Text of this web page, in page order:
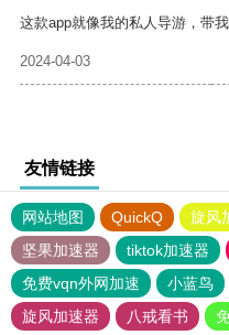
这款app就像我的私人导游，带
2024-04-03
友情链接
网站地图 QuickQ 旋风
坚果加速器
tiktok加速器
免费vqn外网加速
小蓝鸟
旋风加速器
八戒看书